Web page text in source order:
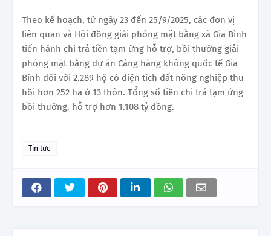
Theo kế hoạch, từ ngày 23 đến 25/9/2025, các đơn vị
liên quan và Hội đồng giải phóng mặt bằng xã Gia Bình
tiến hành chi trả tiền tạm ứng hỗ trợ, bồi thường giải
phóng mặt bằng dự án Cảng hàng không quốc tế Gia
Bình đối với 2.289 hộ có diện tích đất nông nghiệp thu
hồi hơn 252 ha ở 13 thôn. Tổng số tiền chi trả tạm ứng
bồi thường, hỗ trợ hơn 1.108 tỷ đồng.
Tin tức